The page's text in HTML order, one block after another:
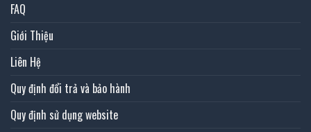
FAQ
Giới Thiệu
Liên Hệ
Quy định đổi trả và bảo hành
Quy định sử dụng website